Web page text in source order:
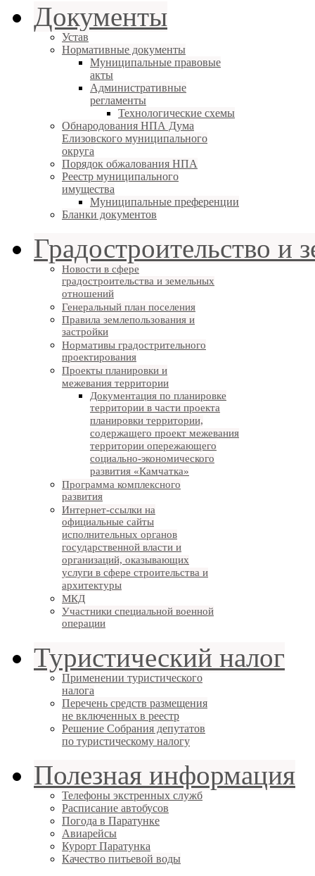
Документы
Устав
Нормативные документы
Муниципальные правовые
акты
Административные
регламенты
Технологические схемы
Обнародования НПА Дума
Елизовского муниципального
округа
Порядок обжалования НПА
Реестр муниципального
имущества
Муниципальные преференции
Бланки документов
Градостроительство и
Новости в сфере
градостроительства и земельных
отношений
Генеральный план поселения
Правила землепользования и
застройки
Нормативы градострительного
проектирования
Проекты планировки и
межевания территории
Документация по планировке
территории в части проекта
планировки территории,
содержащего проект межевания
территории опережающего
социально-экономического
развития «Камчатка»
Программа комплексного
развития
Интернет-ссылки на
официальные сайты
исполнительных органов
государственной власти и
организаций, оказывающих
услуги в сфере строительства и
архитектуры
МКД
Участники специальной военной
операции
Туристический налог
Применении туристического
налога
Перечень средств размещения
не включенных в реестр
Решение Собрания депутатов
по туристическому налогу
Полезная информация
Телефоны экстренных служб
Расписание автобусов
Погода в Паратунке
Авиарейсы
Курорт Паратунка
Качество питьевой воды